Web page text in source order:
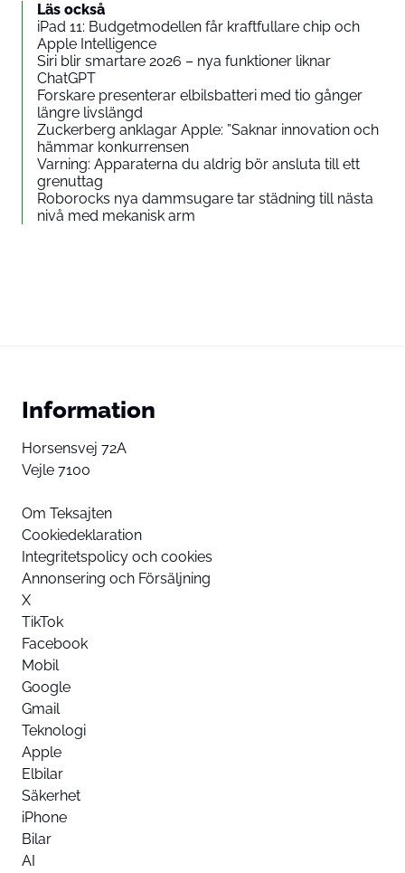
Läs också
iPad 11: Budgetmodellen får kraftfullare chip och
Apple Intelligence
Siri blir smartare 2026 – nya funktioner liknar
ChatGPT
Forskare presenterar elbilsbatteri med tio gånger
längre livslängd
Zuckerberg anklagar Apple: ”Saknar innovation och
hämmar konkurrensen
Varning: Apparaterna du aldrig bör ansluta till ett
grenuttag
Roborocks nya dammsugare tar städning till nästa
nivå med mekanisk arm
Information
Horsensvej 72A
Vejle 7100
Om Teksajten
Cookiedeklaration
Integritetspolicy och cookies
Annonsering och Försäljning
X
TikTok
Facebook
Mobil
Google
Gmail
Teknologi
Apple
Elbilar
Säkerhet
iPhone
Bilar
AI